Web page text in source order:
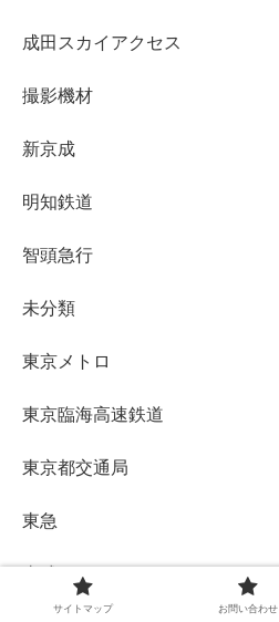
成田スカイアクセス
撮影機材
新京成
明知鉄道
智頭急行
未分類
東京メトロ
東京臨海高速鉄道
東京都交通局
東急
サイトマップ お問い合わせ